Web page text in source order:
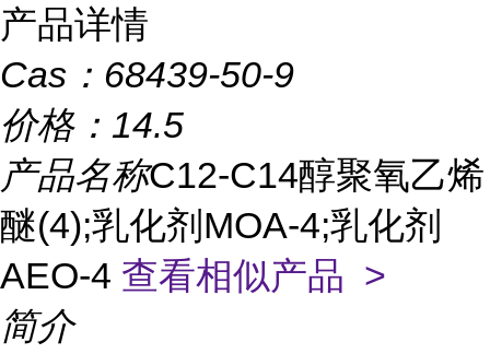
产品详情
Cas： 68439-50-9
价格： 14.5
产品名称C12-C14醇聚氧乙烯
醚(4);乳化剂MOA-4;乳化剂
AEO-4 查看相似产品 >
简介